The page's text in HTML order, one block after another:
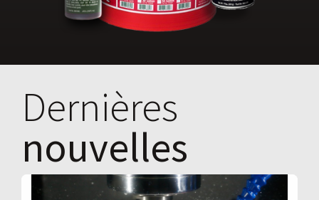
Dernières
nouvelles